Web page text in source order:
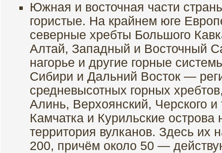
Южная и восточная части
гористые. На крайнем юге
северные хребты Большого
Алтай, Западный и Восточный
нагорье и другие горные
Сибири и Дальний Восток —
средневысотных горных
Алинь, Верхоянский, Черского и
Камчатка и Курильские
территория вулканов. Здесь их
200, причём около 50 —